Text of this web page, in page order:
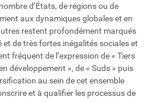
d’États, de régions ou de
aux dynamiques globales et en
restent profondément marqués
de très fortes inégalités sociales et
fréquent de l’expression de « Tiers
développement », de « Suds » puis
au sein de cet ensemble
et à qualifier les processus de